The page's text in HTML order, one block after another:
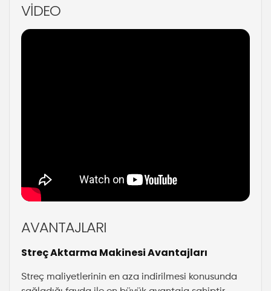
VİDEO
AVANTAJLARI
Streç Aktarma Makinesi Avantajları
Streç maliyetlerinin en aza indirilmesi konusunda